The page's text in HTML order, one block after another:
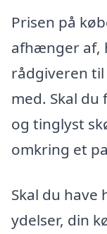
Prisen på
afhænger af,
rådgiveren
med. Skal
og tinglyst
omkring et
Skal du
ydelser, din